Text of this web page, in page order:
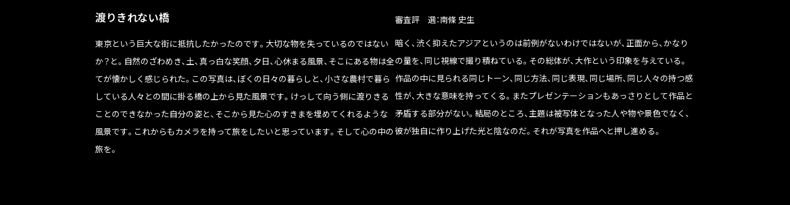
渡りきれない橋
東京という巨大な街に抵抗したかったのです。大切な物を失っているのではない
か？と。自然のざわめき、土、真っ白な笑顔、夕日、心休まる風景、そこにある物は全
てが懐かしく感じられた。この写真は、ぼくの日々の暮らしと、小さな農村で暮ら
している人々との間に掛る橋の上から見た風景です。けっして向う側に渡りきる
ことのできなかった自分の姿と、そこから見た心のすきまを埋めてくれるような
風景です。これからもカメラを持って旅をしたいと思っています。そして心の中の
旅を。
審査評 選：南條 史生
暗く、渋く抑えたアジアというのは前例がないわけではないが、正面から、かなり
の量を、同じ視線で撮り積ねている。その総体が、大作という印象を与えている。
作品の中に見られる同じトーン、同じ方法、同じ表現、同じ場所、同じ人々の持つ感
性が、大きな意味を持ってくる。またプレゼンテーションもあっさりとして作品と
矛盾する部分がない。結局のところ、主題は被写体となった人や物や景色でなく、
彼が独自に作り上げた光と陰なのだ。それが写真を作品へと押し進める。